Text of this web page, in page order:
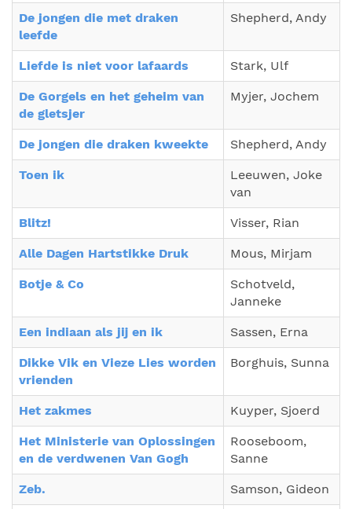
De jongen die met draken
leefde
Shepherd, Andy
Liefde is niet voor lafaards Stark, Ulf
De Gorgels en het geheim van
de gletsjer
Myjer, Jochem
De jongen die draken kweekte Shepherd, Andy
Toen ik
Leeuwen, Joke
van
Blitz! Visser, Rian
Alle Dagen Hartstikke Druk Mous, Mirjam
Botje & Co
Schotveld,
Janneke
Een indiaan als jij en ik Sassen, Erna
Dikke Vik en Vieze Lies worden
vrienden
Borghuis, Sunna
Het zakmes Kuyper, Sjoerd
Het Ministerie van Oplossingen
en de verdwenen Van Gogh
Rooseboom,
Sanne
Zeb. Samson, Gideon